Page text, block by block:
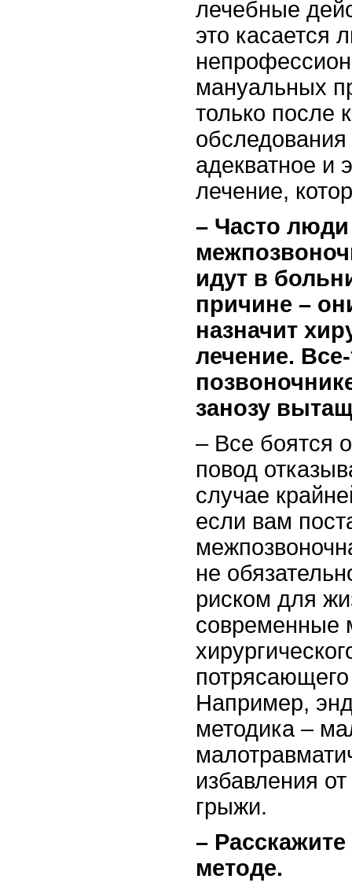
лечебные
это касается
мануальных
только после
адекватное и
лечение,
– Часто люди
идут в
причине –
назначит
лечение.
занозу
– Все боятся
повод
случае
если вам
не
риском для
современные
Например,
методика –
избавления
грыжи.
–
методе.